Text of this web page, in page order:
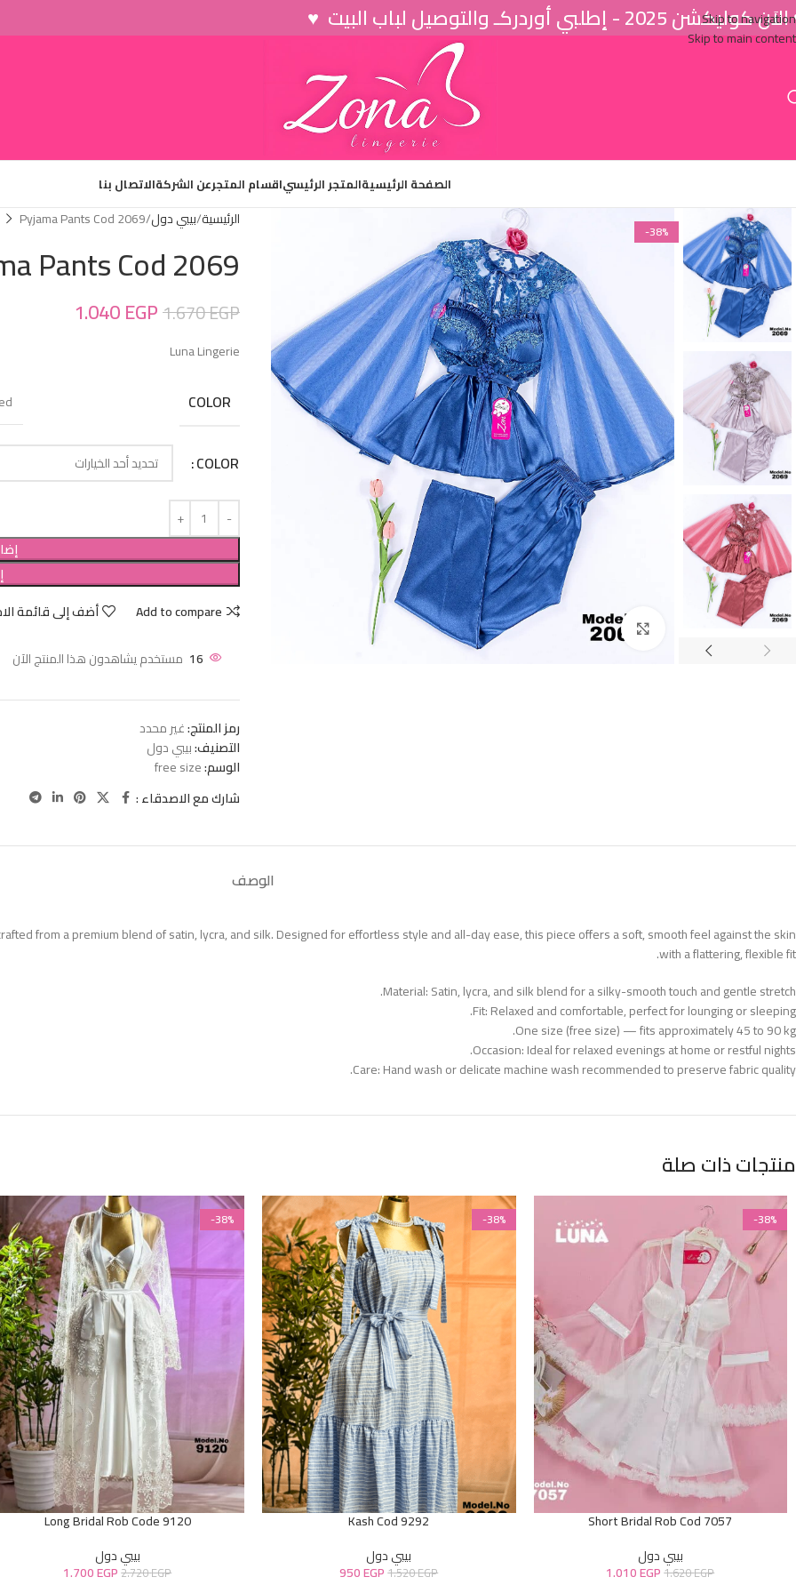
Skip to navigation
Skip to main content
2025 - إطلبي أوردركـ والتوصيل لباب البيت ♥
الصفحة الرئيسيةالمتجر الرئيسياقسام المتجرعن الشركةالاتصال بنا
-38%
Click to enlarge
الرئيسية بيبي دول Pyjama Pants Cod 2069
Pants Cod 2069
1.670EGP
1.040EGP
Luna Lingerie
COLOR
COLOR
Add to compare
أضف إلى قائمة
16 مستخدم يشاهدون هذا المنتج الآن
رمز المنتج:غير محدد
التصنيف:بيبي دول
الوسم:free size
شارك مع الاصدقاء :
الوصف
from a premium blend of satin, lycra, and silk. Designed for effortless style and all-day ease, this piece offers a soft, smooth feel against the skin
with a flattering, flexible fit.
Material: Satin, lycra, and silk blend for a silky-smooth touch and gentle stretch.
Fit: Relaxed and comfortable, perfect for lounging or sleeping.
One size (free size) — fits approximately 45 to 90 kg.
Occasion: Ideal for relaxed evenings at home or restful nights.
Care: Hand wash or delicate machine wash recommended to preserve fabric quality.
منتجات ذات صلة
-38%
Short Bridal Rob Cod 7057
بيبي دول
1.620EGP
1.010EGP
-38%
Kash Cod 9292
بيبي دول
1.520EGP
950EGP
-38%
Long Bridal Rob Code 9120
بيبي دول
2.720EGP
1.700EGP